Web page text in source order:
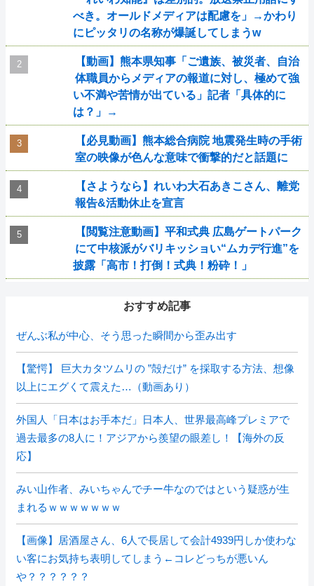
べき。オールドメディアは配慮を」→かわり
にピッタリの名称が爆誕してしまうw
【動画】熊本県知事「ご遺族、被災者、自治
体職員からメディアの報道に対し、極めて強
い不満や苦情が出ている」記者「具体的に
は？」→
【必見動画】熊本総合病院 地震発生時の手術
室の映像が色んな意味で衝撃的だと話題に
【さようなら】れいわ大石あきこさん、離党
報告&活動休止を宣言
【閲覧注意動画】平和式典 広島ゲートパーク
にて中核派がバリキッショい“ムカデ行進”を
披露「高市！打倒！式典！粉砕！」
おすすめ記事
ぜんぶ私が中心、そう思った瞬間から歪み出す
【驚愕】 巨大カタツムリの ”殻だけ” を採取する方法、想像
以上にエグくて震えた…（動画あり）
外国人「日本はお手本だ」日本人、世界最高峰プレミアで
過去最多の8人に！アジアから羨望の眼差し！【海外の反
応】
みい山作者、みいちゃんでチー牛なのではという疑惑が生
まれるｗｗｗｗｗｗｗ
【画像】居酒屋さん、6人で長居して会計4939円しか使わな
い客にお気持ち表明してしまう←コレどっちが悪いん
や？？？？？？